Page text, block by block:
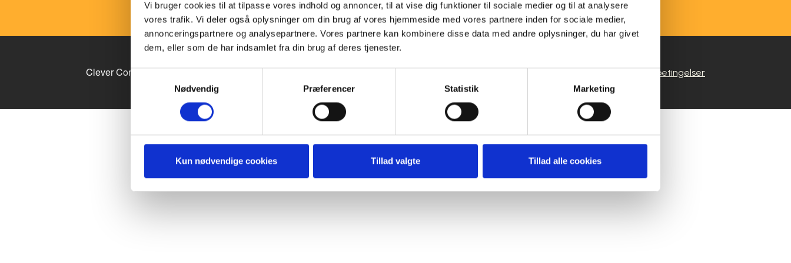
Vi bruger cookies til at tilpasse vores indhold og annoncer, til at vise dig funktioner til sociale medier og til at analysere
vores trafik. Vi deler også oplysninger om din brug af vores hjemmeside med vores partnere inden for sociale medier,
annonceringspartnere og analysepartnere. Vores partnere kan kombinere disse data med andre oplysninger, du har givet
dem, eller som de har indsamlet fra din brug af deres tjenester.
Samtykkevalg
Nødvendig
Præferencer Statistik Marketing
Kun nødvendige cookies Tillad valgte Tillad alle cookies
Clever Content Conference arrangeres af Clever Content ApS | hello@clevercontent.dk | | Salgs- og leveringsbetingelser